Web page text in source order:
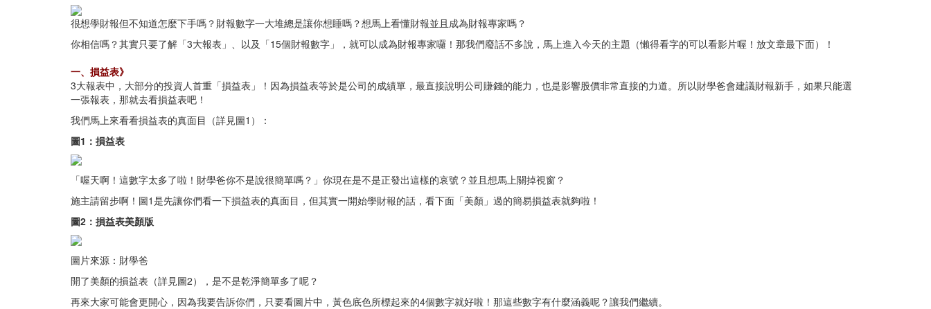
很想學財報但不知道怎麼下手嗎？財報數字一大堆總是讓你想睡嗎？想馬上看懂財報並且成為財報專家嗎？
你相信嗎？其實只要了解「3大報表」、以及「15個財報數字」，就可以成為財報專家囉！那我們廢話不多說，馬上進入今天的主題（懶得看字的可以看影片喔！放文章最下面）！
一、損益表》
3大報表中，大部分的投資人首重「損益表」！因為損益表等於是公司的成績單，最直接說明公司賺錢的能力，也是影響股價非常直接的力道。所以財學爸會建議財報新手，如果只能選
一張報表，那就去看損益表吧！
我們馬上來看看損益表的真面目（詳見圖1）：
圖1：損益表
「喔天啊！這數字太多了啦！財學爸你不是說很簡單嗎？」你現在是不是正發出這樣的哀號？並且想馬上關掉視窗？
施主請留步啊！圖1是先讓你們看一下損益表的真面目，但其實一開始學財報的話，看下面「美顏」過的簡易損益表就夠啦！
圖2：損益表美顏版
圖片來源：財學爸
開了美顏的損益表（詳見圖2），是不是乾淨簡單多了呢？
再來大家可能會更開心，因為我要告訴你們，只要看圖片中，黃色底色所標起來的4個數字就好啦！那這些數字有什麼涵義呢？讓我們繼續。